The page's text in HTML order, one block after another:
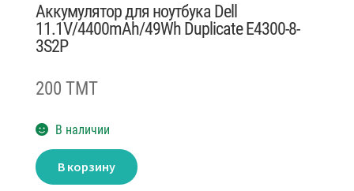
Аккумулятор для ноутбука Dell
11.1V/4400mAh/49Wh Duplicate E4300-8-
3S2P
200 TMT
В наличии
Количество
товара
Аккумулятор
В корзину